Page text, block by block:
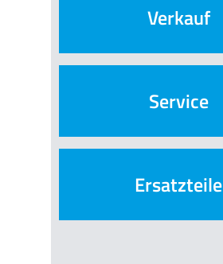
Verkauf
Service
Ersatzteile